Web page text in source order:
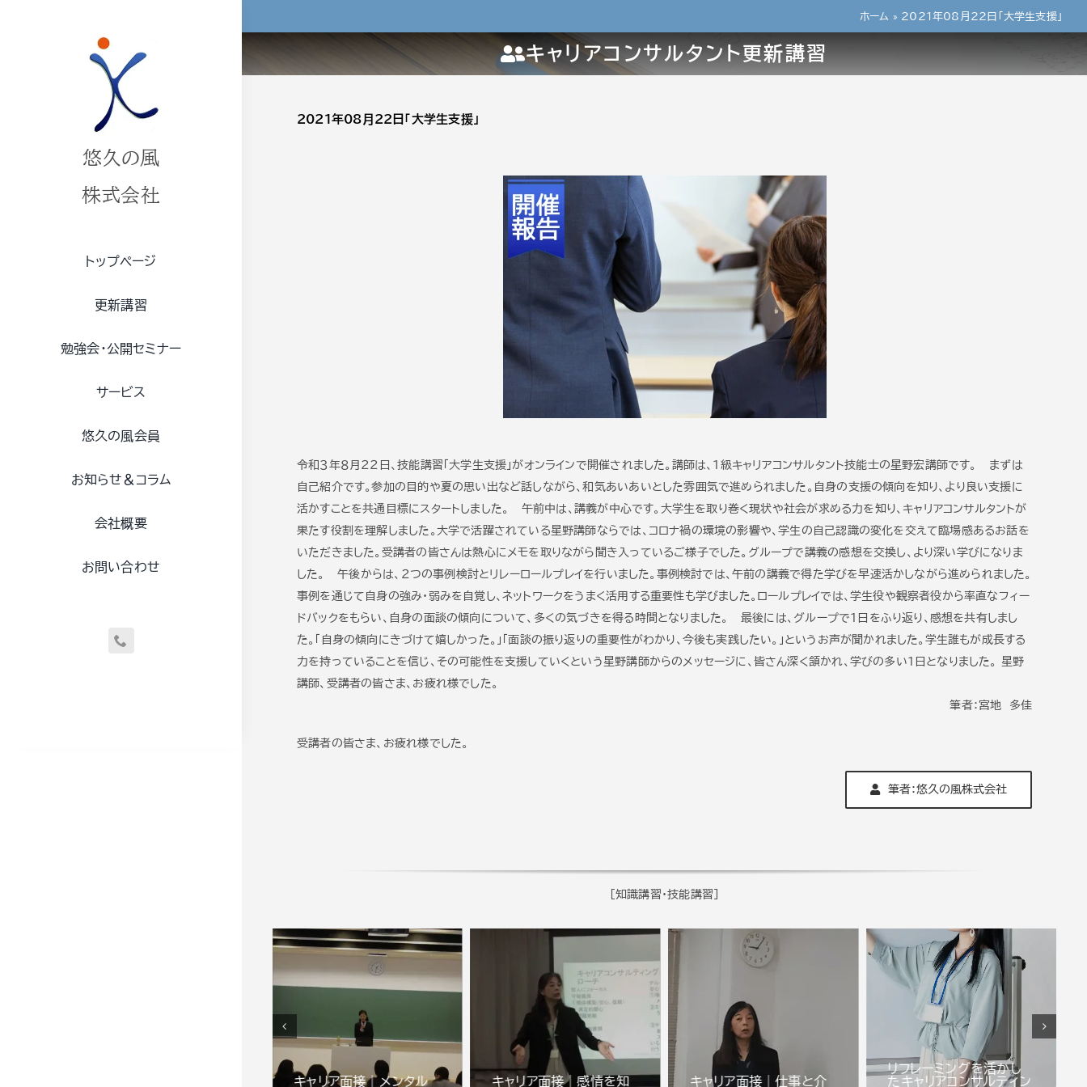
悠久の風
株式会社
トップページ
更新講習
勉強会・公開セミナー
サービス
悠久の風会員
お知らせ＆コラム
会社概要
お問い合わせ
ホーム » 2021年08月22日「大学生支援」
キャリアコンサルタント更新講習
2021年08月22日「大学生支援」
令和３年８月２２日、技能講習「大学生支援」がオンラインで開催されました。講師は、1級キャリアコンサルタント技能士の星野宏講師です。 まずは
自己紹介です。参加の目的や夏の思い出など話しながら、和気あいあいとした雰囲気で進められました。自身の支援の傾向を知り、より良い支援に
活かすことを共通目標にスタートしました。 午前中は、講義が中心です。大学生を取り巻く現状や社会が求める力を知り、キャリアコンサルタントが
果たす役割を理解しました。大学で活躍されている星野講師ならでは、コロナ禍の環境の影響や、学生の自己認識の変化を交えて臨場感あるお話を
いただきました。受講者の皆さんは熱心にメモを取りながら聞き入っているご様子でした。グループで講義の感想を交換し、より深い学びになりま
した。午後からは、２つの事例検討とリレーロールプレイを行いました。事例検討では、午前の講義で得た学びを早速活かしながら進められました。
事例を通じて自身の強み・弱みを自覚し、ネットワークをうまく活用する重要性も学びました。ロールプレイでは、学生役や観察者役から率直なフィー
ドバックをもらい、自身の面談の傾向について、多くの気づきを得る時間となりました。 最後には、グループで1日をふり返り、感想を共有しまし
た。「自身の傾向にきづけて嬉しかった。」「面談の振り返りの重要性がわかり、今後も実践したい。」というお声が聞かれました。学生誰もが成長する
力を持っていることを信じ、その可能性を支援していくという星野講師からのメッセージに、皆さん深く頷かれ、学びの多い1日となりました。 星野
講師、受講者の皆さま、お疲れ様でした。
筆者：宮地 多佳
受講者の皆さま、お疲れ様でした。
筆者：悠久の風株式会社
[知識講習・技能講習]
キャリア面接｜メンタル キャリア面接｜感情を知 キャリア面接｜仕事と介
リフレーミングを活かし
たキャリアコンサルティン